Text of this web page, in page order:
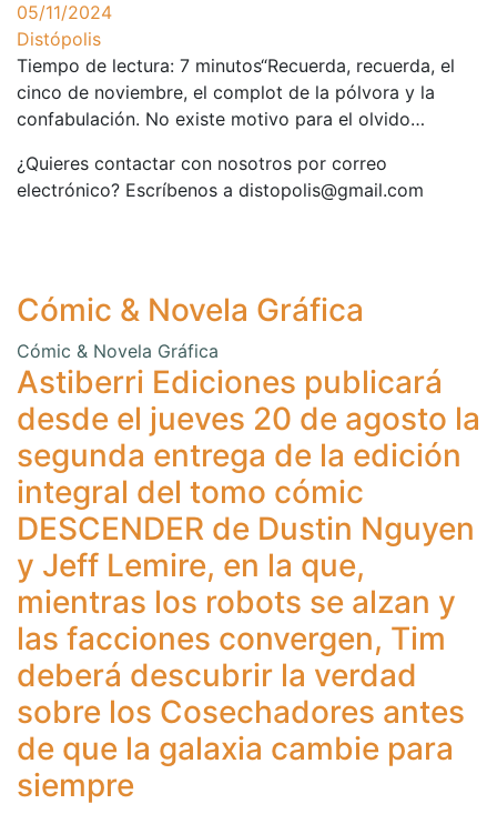
05/11/2024
Distópolis
Tiempo de lectura: 7 minutos“Recuerda, recuerda, el
cinco de noviembre, el complot de la pólvora y la
confabulación. No existe motivo para el olvido…
¿Quieres contactar con nosotros por correo
electrónico? Escríbenos a distopolis@gmail.com
Cómic & Novela Gráfica
Cómic & Novela Gráfica
Astiberri Ediciones publicará
desde el jueves 20 de agosto la
segunda entrega de la edición
integral del tomo cómic
DESCENDER de Dustin Nguyen
y Jeff Lemire, en la que,
mientras los robots se alzan y
las facciones convergen, Tim
deberá descubrir la verdad
sobre los Cosechadores antes
de que la galaxia cambie para
siempre